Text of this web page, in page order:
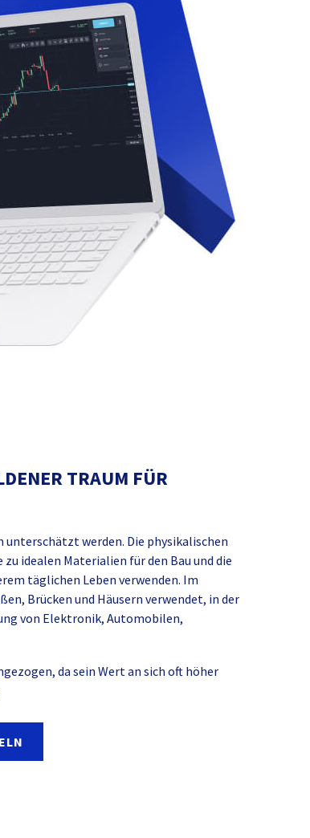
TRAUM FÜR
unterschätzt werden. Die physikalischen
idealen Materialien für den Bau und die
täglichen Leben verwenden. Im
Brücken und Häusern verwendet, in der
von Elektronik, Automobilen,
da sein Wert an sich oft höher